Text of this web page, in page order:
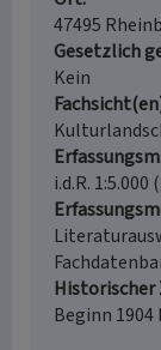
47495
Gesetzlich
Kein
i.d.R.
Historischer
Beginn 1904